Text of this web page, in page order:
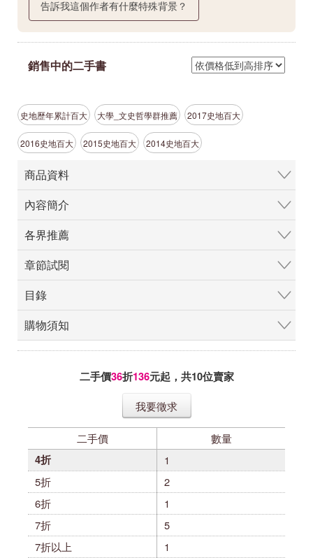
告訴我這個作者有什麼特殊背景？
銷售中的二手書
史地歷年累計百大 大學_文史哲學群推薦 2017史地百大
2016史地百大 2015史地百大 2014史地百大
商品資料
內容簡介
各界推薦
章節試閱
目錄
購物須知
二手價36折136元起，共10位賣家
我要徵求
二手價
數量
4折
1
5折
2
6折
1
7折
5
7折以上
1